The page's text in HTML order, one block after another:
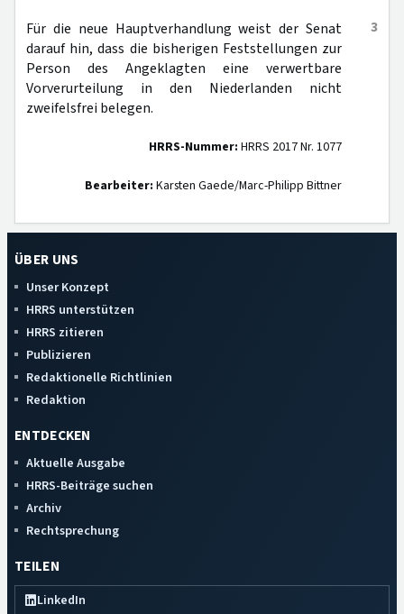
3
Für die neue Hauptverhandlung weist der Senat
darauf hin, dass die bisherigen Feststellungen zur
Person des Angeklagten eine verwertbare
Vorverurteilung in den Niederlanden nicht
zweifelsfrei belegen.
HRRS-Nummer: HRRS 2017 Nr. 1077
Bearbeiter: Karsten Gaede/Marc-Philipp Bittner
ÜBER UNS
Unser Konzept
HRRS unterstützen
HRRS zitieren
Publizieren
Redaktionelle Richtlinien
Redaktion
ENTDECKEN
Aktuelle Ausgabe
HRRS-Beiträge suchen
Archiv
Rechtsprechung
TEILEN
LinkedIn